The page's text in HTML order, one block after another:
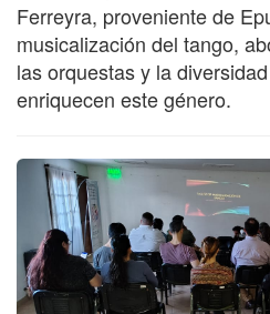
Ferreyra, proveniente de
musicalización del tango,
las orquestas y la
enriquecen este género.